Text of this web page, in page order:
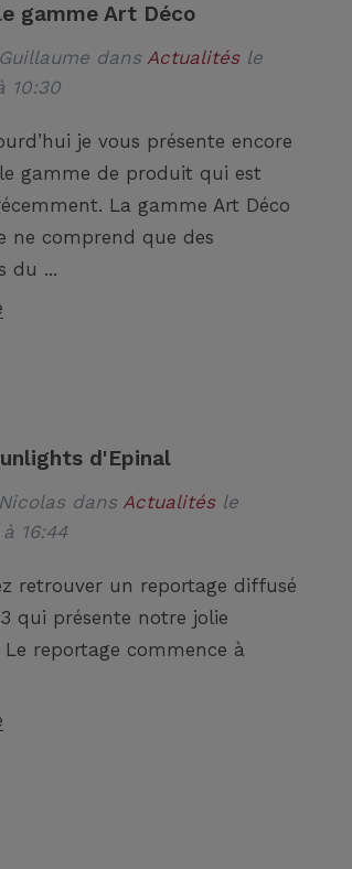
gamme Art Déco
Guillaumedans Actualitésle
10:30
je vous présente encore
gamme de produit qui est
La gamme Art Déco
ne comprend que des
du ...
d'Epinal
Nicolasdans Actualitésle
16:44
retrouver un reportage diffusé
qui présente notre jolie
Le reportage commence à